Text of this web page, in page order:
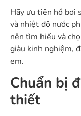
Hãy ưu tiên hồ bơi
và nhiệt độ nước
nên tìm hiểu và
giàu kinh nghiệm,
em.
Chuẩn bị
thiết